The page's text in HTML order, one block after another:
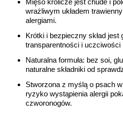
wrażliwym układem
alergiami.
Krótki i bezpieczny skład jest
transparentności i uczciwości
Naturalna formuła: bez soi,
naturalne składniki od
Stworzona z myślą o psach
ryzyko wystąpienia alergii
czworonogów.